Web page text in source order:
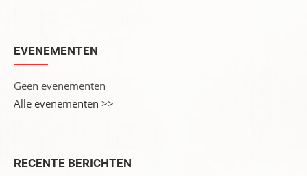
EVENEMENTEN
Geen evenementen
Alle evenementen >>
RECENTE BERICHTEN